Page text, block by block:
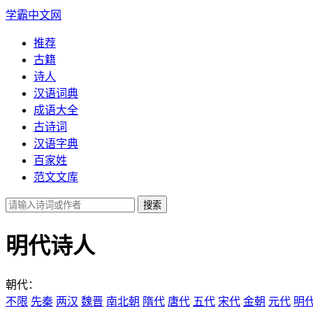
学霸中文网
推荐
古籍
诗人
汉语词典
成语大全
古诗词
汉语字典
百家姓
范文文库
明代诗人
朝代：
不限 先秦 两汉 魏晋 南北朝 隋代 唐代 五代 宋代 金朝 元代 明